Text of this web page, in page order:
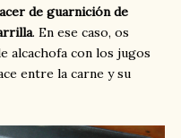
de guarnición de
. En ese caso, os
alcachofa con los jugos
entre la carne y su